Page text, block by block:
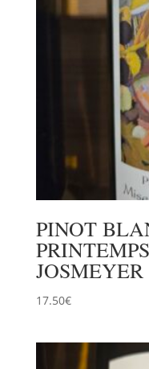
PINOT
JOSMEYER
17.50€